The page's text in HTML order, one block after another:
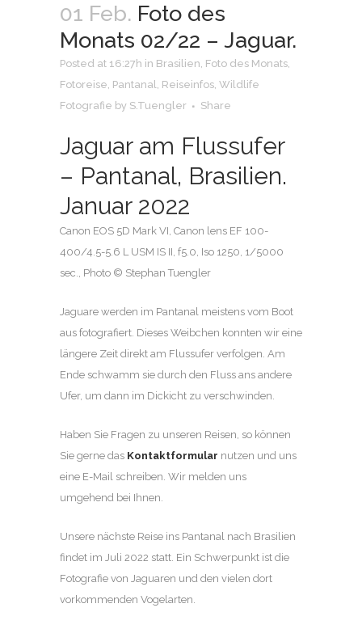
01 Feb. Foto des
Monats 02/22 – Jaguar.
Posted at 16:27h in Brasilien, Foto des Monats,
Fotoreise, Pantanal, Reiseinfos, Wildlife
Fotografie by S.Tuengler Share
Jaguar am Flussufer
– Pantanal, Brasilien.
Januar 2022
Canon EOS 5D Mark VI, Canon lens EF 100-
400/4.5-5.6 L USM IS II, f5.0, Iso 1250, 1/5000
sec., Photo © Stephan Tuengler
Jaguare werden im Pantanal meistens vom Boot
aus fotografiert. Dieses Weibchen konnten wir eine
längere Zeit direkt am Flussufer verfolgen. Am
Ende schwamm sie durch den Fluss ans andere
Ufer, um dann im Dickicht zu verschwinden.
Haben Sie Fragen zu unseren Reisen, so können
Sie gerne das Kontaktformular nutzen und uns
eine E-Mail schreiben. Wir melden uns
umgehend bei Ihnen.
Unsere nächste Reise ins Pantanal nach Brasilien
findet im Juli 2022 statt. Ein Schwerpunkt ist die
Fotografie von Jaguaren und den vielen dort
vorkommenden Vogelarten.